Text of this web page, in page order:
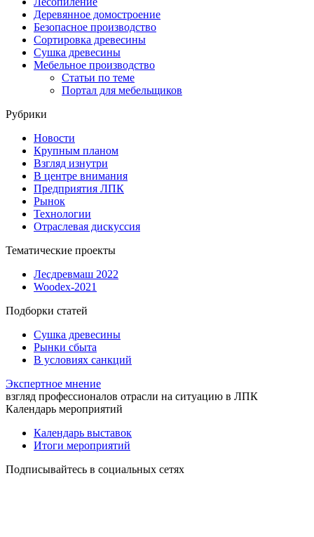
Деревянное домостроение
Безопасное производство
Сортировка древесины
Сушка древесины
Мебельное производство
Статьи по теме
Портал для мебельщиков
Рубрики
Новости
Крупным планом
Взгляд изнутри
В центре внимания
Предприятия ЛПК
Рынок
Технологии
Отраслевая дискуссия
Тематические проекты
Лесдревмаш 2022
Woodex-2021
Подборки статей
Сушка древесины
Рынки сбыта
В условиях санкций
Экспертное мнение
взгляд профессионалов отрасли на ситуацию в ЛПК
Календарь мероприятий
Календарь выставок
Итоги мероприятий
Подписывайтесь в социальных сетях